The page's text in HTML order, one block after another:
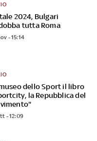
2024, Bulgari
tutta Roma
- 15:14
dello Sport il libro
la Repubblica del
- 12:09